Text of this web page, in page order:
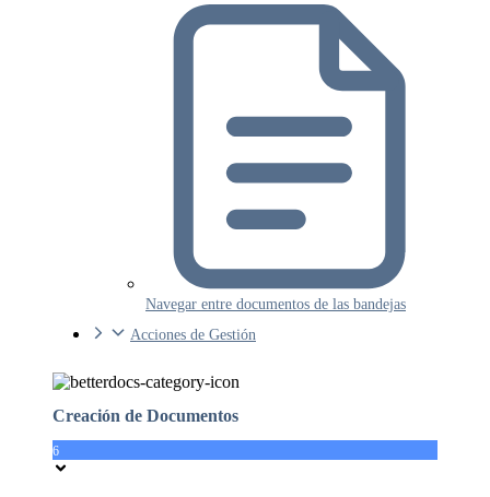
Navegar entre documentos de las bandejas
Acciones de Gestión
Creación de Documentos
6